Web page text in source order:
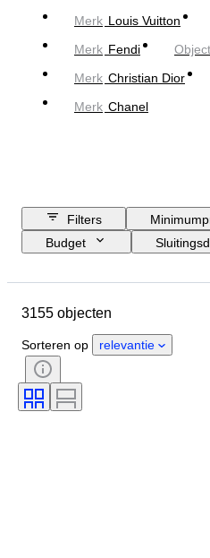
Merk Louis Vuitton
Merk Fendi Object
Merk Christian Dior
Merk Chanel
Filters
Budget
Materiaal
Periode
Certificaat
Kleur
Geslepen
3155 objecten
Sorteren op relevantie